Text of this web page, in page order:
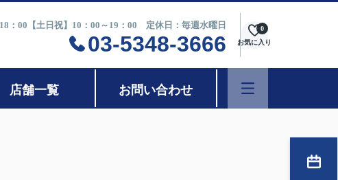
：00【土日祝】10：00～19：00 定休日：毎週水曜日
03-5348-3666 お気に入り
0
店舗一覧 お問い合わせ